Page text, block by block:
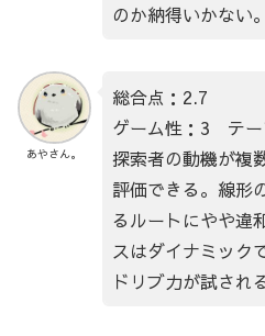
のか納得いかない。
あやさん。
総合点：2.7
ゲーム性：3 テ
探索者の動機が複
評価できる。線形
るルートにやや違
スはダイナミック
ドリブ力が試され